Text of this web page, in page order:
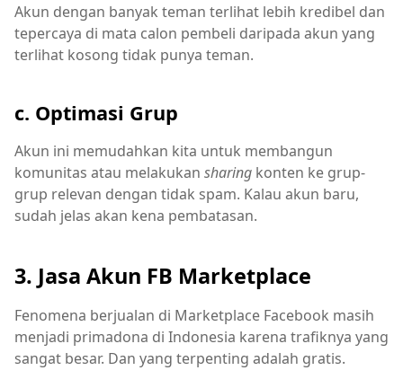
Akun dengan banyak teman terlihat lebih kredibel dan
tepercaya di mata calon pembeli daripada akun yang
terlihat kosong tidak punya teman.
c. Optimasi Grup
Akun ini memudahkan kita untuk membangun
komunitas atau melakukan sharing konten ke grup-
grup relevan dengan tidak spam. Kalau akun baru,
sudah jelas akan kena pembatasan.
3. Jasa Akun FB Marketplace
Fenomena berjualan di Marketplace Facebook masih
menjadi primadona di Indonesia karena trafiknya yang
sangat besar. Dan yang terpenting adalah gratis.